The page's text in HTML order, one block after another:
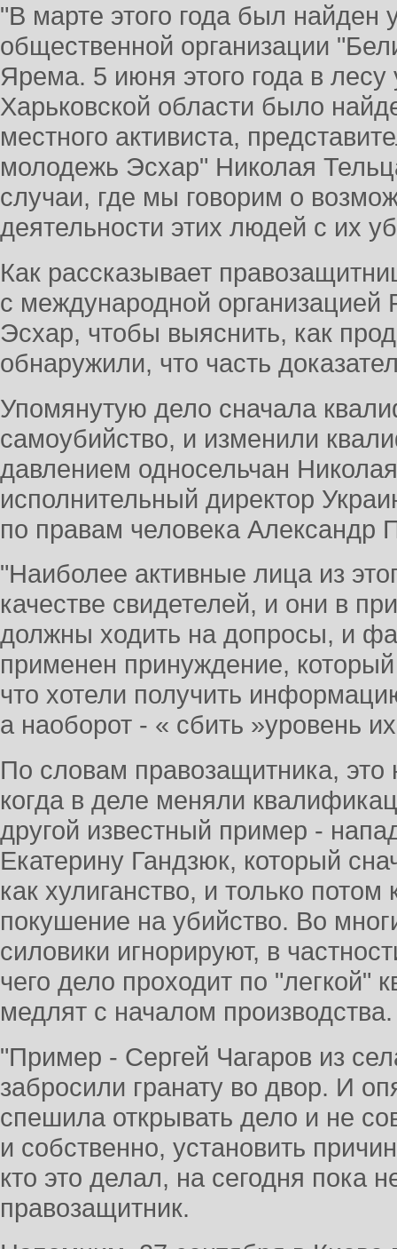
"В марте этого года был найден
общественной организации
Ярема. 5 июня этого года в
Харьковской области было
местного активиста,
молодежь Эсхар" Николая
случаи, где мы говорим о
деятельности этих людей с их
Как рассказывает
с международной организацией
Эсхар, чтобы выяснить, как
обнаружили, что часть
Упомянутую дело сначала
самоубийство, и изменили
давлением односельчан
исполнительный директор
по правам человека Александр
"Наиболее активные лица из
качестве свидетелей, и они в
должны ходить на допросы, и
применен принуждение,
что хотели получить
а наоборот - « сбить »уровень
По словам правозащитника, это
когда в деле меняли
другой известный пример -
Екатерину Гандзюк, который
как хулиганство, и только
покушение на убийство. Во
силовики игнорируют, в
чего дело проходит по "легкой"
медлят с началом производства.
"Пример - Сергей Чагаров из
забросили гранату во двор. И
спешила открывать дело и не
и собственно, установить
кто это делал, на сегодня пока
правозащитник.